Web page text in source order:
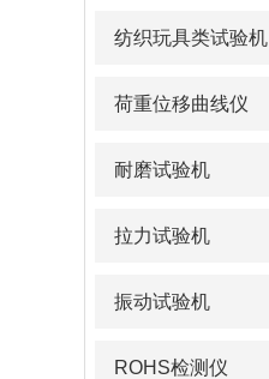
纺织玩具类试验机
荷重位移曲线仪
耐磨试验机
拉力试验机
振动试验机
ROHS检测仪